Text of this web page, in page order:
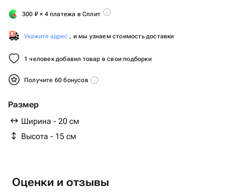
300 ₽ × 4 платежа в Сплит
Укажите адрес , и мы узнаем стоимость доставки
1 человек добавил товар в свои подборки
Получите 60 бонусов
Размер
Ширина - 20 см
Высота - 15 см
Оценки и отзывы